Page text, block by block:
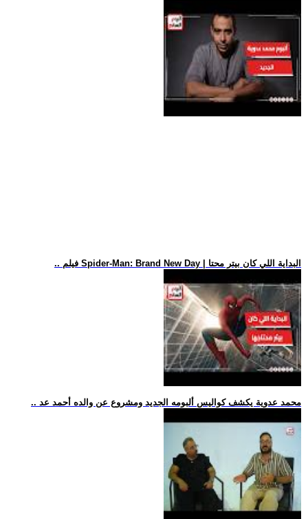
.. فيلم Spider-Man: Brand New Day | البداية اللي كان بيتر محتا
.. محمد عدوية يكشف كواليس ألبومه الجديد ومشروع عن والده أحمد عد